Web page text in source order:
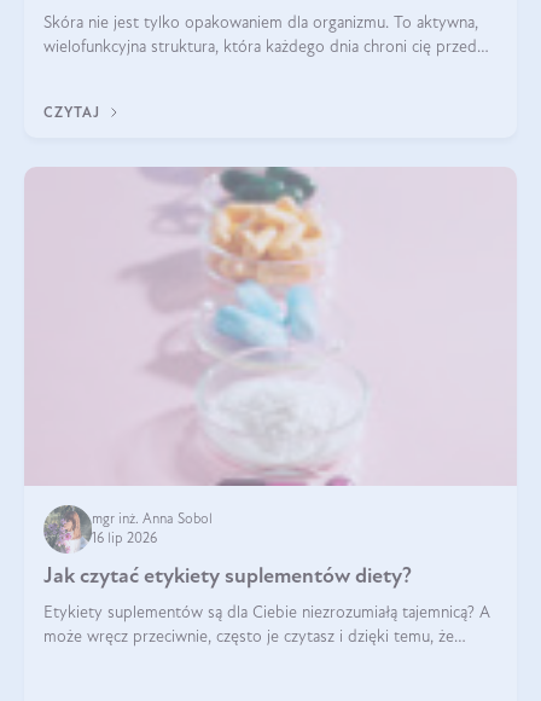
Skóra nie jest tylko opakowaniem dla organizmu. To aktywna,
wielofunkcyjna struktura, która każdego dnia chroni cię przed
bariera hydrolipidowa.
CZYTAJ
mgr inż. Anna Sobol
16 lip 2026
Jak czytać etykiety suplementów diety?
Etykiety suplementów są dla Ciebie niezrozumiałą tajemnicą? A
może wręcz przeciwnie, często je czytasz i dzięki temu, że